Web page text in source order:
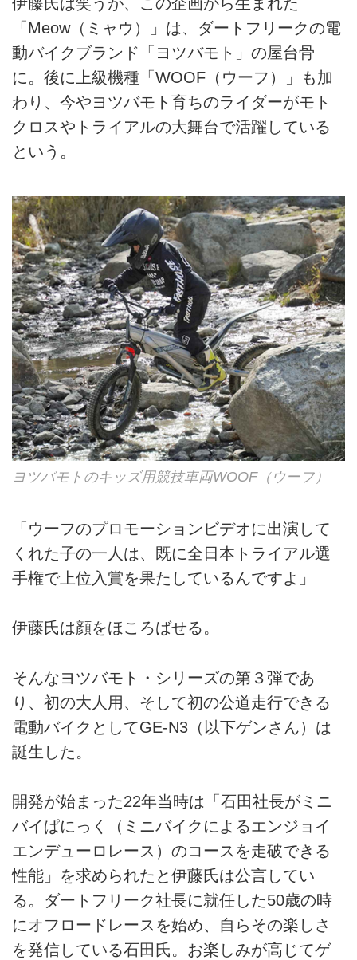
伊藤氏は笑うが、この企画から生まれた
「Meow（ミャウ）」は、ダートフリークの電
動バイクブランド「ヨツバモト」の屋台骨
に。後に上級機種「WOOF（ウーフ）」も加
わり、今やヨツバモト育ちのライダーがモト
クロスやトライアルの大舞台で活躍している
という。
ヨツバモトのキッズ用競技車両WOOF（ウーフ）
「ウーフのプロモーションビデオに出演して
くれた子の一人は、既に全日本トライアル選
手権で上位入賞を果たしているんですよ」
伊藤氏は顔をほころばせる。
そんなヨツバモト・シリーズの第３弾であ
り、初の大人用、そして初の公道走行できる
電動バイクとしてGE-N3（以下ゲンさん）は
誕生した。
開発が始まった22年当時は「石田社長がミニ
バイぱにっく（ミニバイクによるエンジョイ
エンデューロレース）のコースを走破できる
性能」を求められたと伊藤氏は公言してい
る。ダートフリーク社長に就任した50歳の時
にオフロードレースを始め、自らその楽しさ
を発信している石田氏。お楽しみが高じてゲ